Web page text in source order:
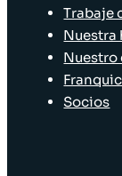
Trabaje
Nuestra
Nuestro
Socios